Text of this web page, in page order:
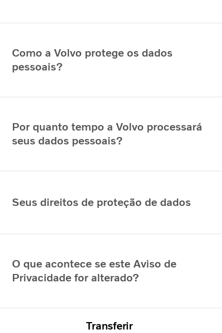
Como a Volvo protege os dados
pessoais?
Por quanto tempo a Volvo processará
seus dados pessoais?
Seus direitos de proteção de dados
O que acontece se este Aviso de
Privacidade for alterado?
Transferir